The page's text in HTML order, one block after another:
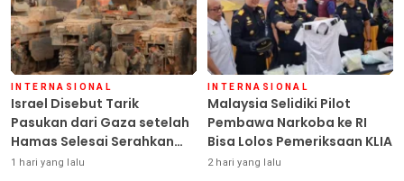
INTERNASIONAL
Israel Disebut Tarik
Pasukan dari Gaza setelah
Hamas Selesai Serahkan
Senjata
1 hari yang lalu
INTERNASIONAL
Malaysia Selidiki Pilot
Pembawa Narkoba ke RI
Bisa Lolos Pemeriksaan KLIA
2 hari yang lalu